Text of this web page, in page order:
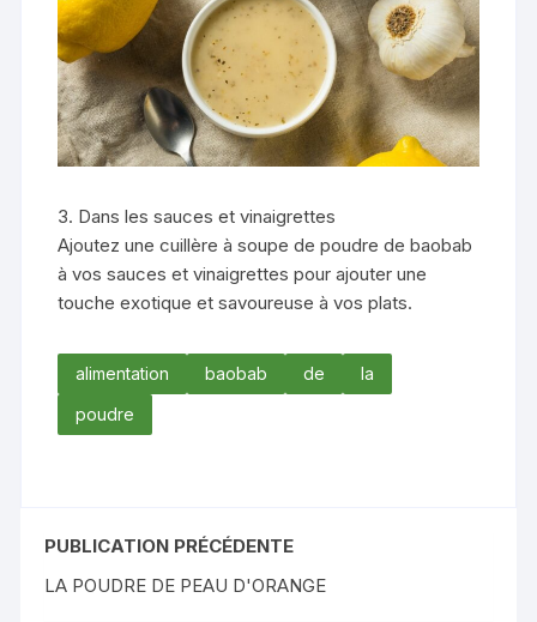
3. Dans les sauces et vinaigrettes
Ajoutez une cuillère à soupe de poudre de baobab
à vos sauces et vinaigrettes pour ajouter une
touche exotique et savoureuse à vos plats.
alimentation baobab de
la
poudre
PUBLICATION PRÉCÉDENTE
LA POUDRE DE PEAU D'ORANGE